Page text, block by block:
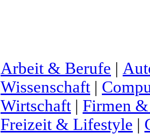
Arbeit & Berufe |
Wissenschaft |
Wirtschaft | Firmen
Freizeit & Lifestyle |